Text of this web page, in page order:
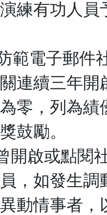
練有功人員
範電子郵件
連續三年開
零，列為績
鼓勵。
開啟或點閱
，如發生調
動情事者，